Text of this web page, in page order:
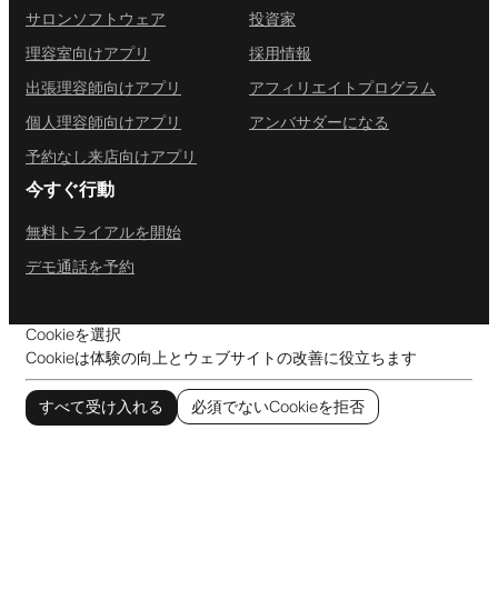
サロンソフトウェア
理容室向けアプリ
出張理容師向けアプリ
個人理容師向けアプリ
予約なし来店向けアプリ
投資家
採用情報
アフィリエイトプログラム
アンバサダーになる
今すぐ行動
無料トライアルを開始
デモ通話を予約
Cookieを選択
Cookieは体験の向上とウェブサイトの改善に役立ちます
すべて受け入れる
必須でないCookieを拒否